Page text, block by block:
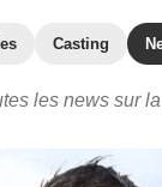
Casting
les news sur